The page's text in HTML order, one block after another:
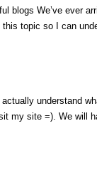
blogs We’ve ever
topic so I can
understand
my site =). We will